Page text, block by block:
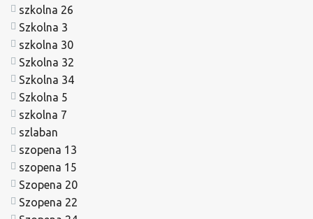
szkolna 26
Szkolna 3
szkolna 30
Szkolna 32
Szkolna 34
Szkolna 5
szkolna 7
szlaban
szopena 13
szopena 15
Szopena 20
Szopena 22